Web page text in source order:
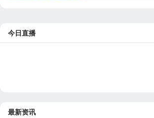
今日直播
最新资讯